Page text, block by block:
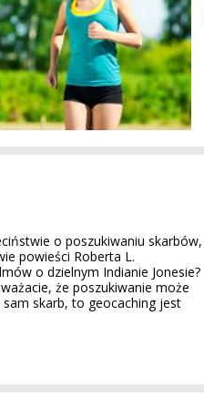
o poszukiwaniu skarbów,
powieści Roberta L.
o dzielnym Indianie Jonesie?
że poszukiwanie może
sam skarb, to geocaching jest